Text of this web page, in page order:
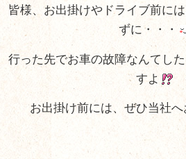
皆様、お出掛けやドライブ前に
ずに・・・
行った先でお車の故障なんてし
すよ
お出掛け前には、ぜひ当社